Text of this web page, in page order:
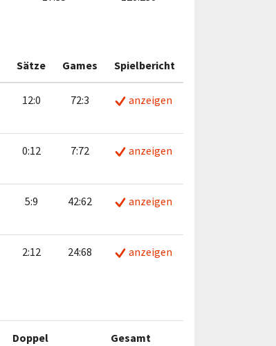
Sätze Games Spielbericht
12:0 72:3 anzeigen
0:12 7:72 anzeigen
5:9 42:62 anzeigen
2:12 24:68 anzeigen
Doppel Gesamt